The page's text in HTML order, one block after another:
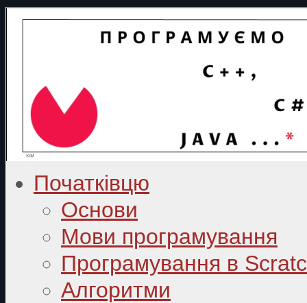
Початківцю
Основи
Мови програмування
Програмування в
Алгоритми